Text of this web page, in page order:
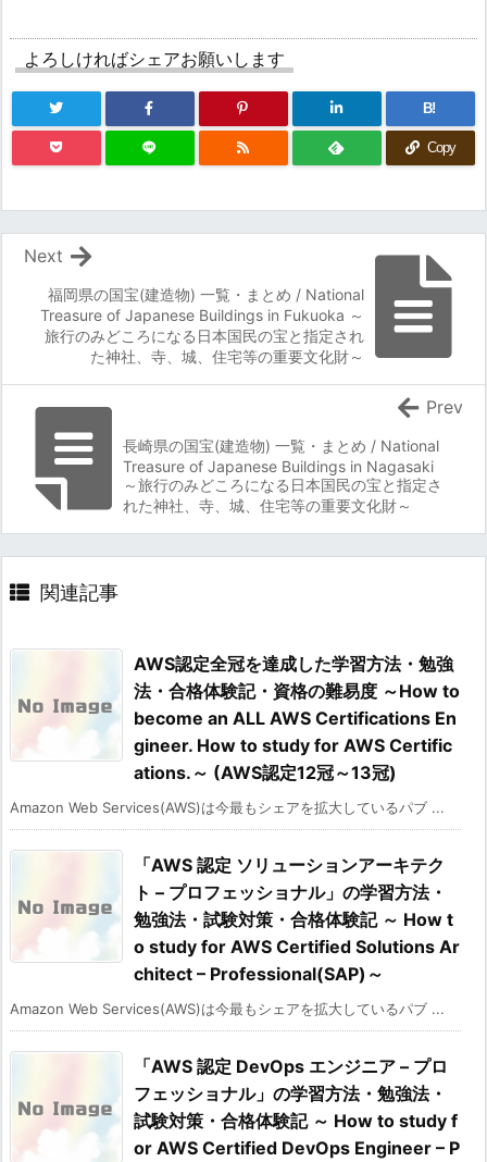
よろしければシェアお願いします
B!
Copy
福岡県の国宝(建造物) 一覧・まとめ / National
Treasure of Japanese Buildings in Fukuoka ～
旅行のみどころになる日本国民の宝と指定され
た神社、寺、城、住宅等の重要文化財～
Next
長崎県の国宝(建造物) 一覧・まとめ / National
Treasure of Japanese Buildings in Nagasaki
～旅行のみどころになる日本国民の宝と指定さ
れた神社、寺、城、住宅等の重要文化財～
Prev
関連記事
AWS認定全冠を達成した学習方法・勉強
法・合格体験記・資格の難易度 ～How to
become an ALL AWS Certifications En
gineer. How to study for AWS Certific
ations.～ (AWS認定12冠～13冠)
Amazon Web Services(AWS)は今最もシェアを拡大しているパブ ...
「AWS 認定 ソリューションアーキテク
ト – プロフェッショナル」の学習方法・
勉強法・試験対策・合格体験記 ～ How t
o study for AWS Certified Solutions Ar
chitect – Professional(SAP)～
Amazon Web Services(AWS)は今最もシェアを拡大しているパブ ...
「AWS 認定 DevOps エンジニア – プロ
フェッショナル」の学習方法・勉強法・
試験対策・合格体験記 ～ How to study f
or AWS Certified DevOps Engineer – P